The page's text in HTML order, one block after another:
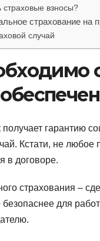
взносы?
страхование на
случай
гарантию
Кстати, не
в договоре.
страхования –
безопаснее для